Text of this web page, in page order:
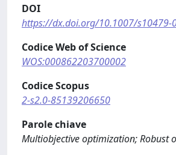
DOI
https://dx.doi.org/10.1007/s10479-
Codice Web of Science
WOS:000862203700002
Codice Scopus
2-s2.0-85139206650
Parole chiave
Multiobjective optimization;